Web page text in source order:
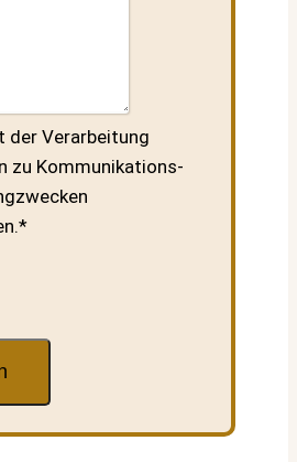
der Verarbeitung
zu Kommunikations-
*